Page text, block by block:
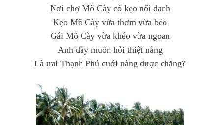
Nơi chợ Mõ Cày có kẹo nổi danh
Kẹo Mõ Cày vừa thơm vừa béo
Gái Mõ Cày vừa khéo vừa ngoan
Anh đây muốn hỏi thiệt nàng
Là trai Thạnh Phú cưới nàng được chăng?